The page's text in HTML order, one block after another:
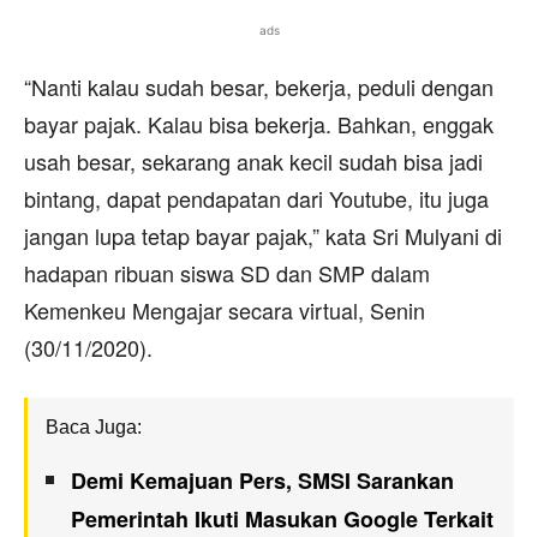
ads
“Nanti kalau sudah besar, bekerja, peduli dengan
bayar pajak. Kalau bisa bekerja. Bahkan, enggak
usah besar, sekarang anak kecil sudah bisa jadi
bintang, dapat pendapatan dari Youtube, itu juga
jangan lupa tetap bayar pajak,” kata Sri Mulyani di
hadapan ribuan siswa SD dan SMP dalam
Kemenkeu Mengajar secara virtual, Senin
(30/11/2020).
Baca Juga:
Demi Kemajuan Pers, SMSI Sarankan
Pemerintah Ikuti Masukan Google Terkait